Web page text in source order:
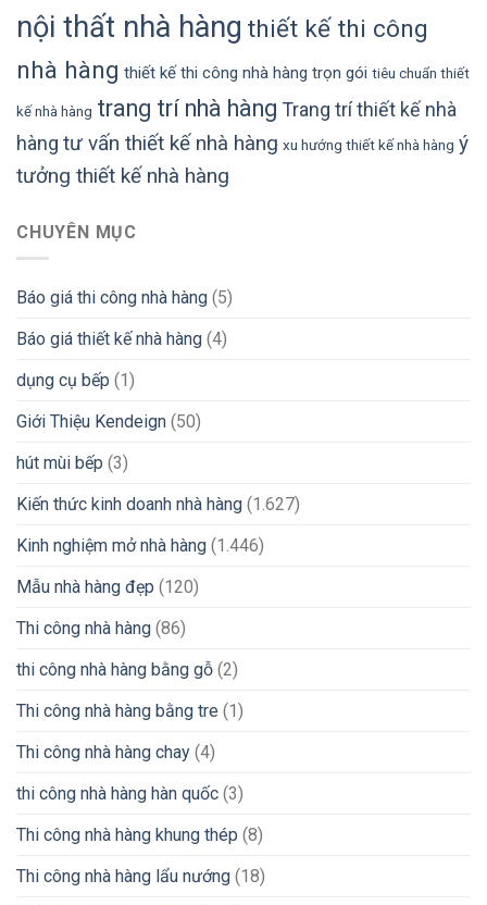
nội thất nhà hàng thiết kế thi công
nhà hàng thiết kế thi công nhà hàng trọn gói tiêu chuẩn thiết
kế nhà hàng trang trí nhà hàng Trang trí thiết kế nhà
hàng tư vấn thiết kế nhà hàng xu hướng thiết kế nhà hàng ý
tưởng thiết kế nhà hàng
CHUYÊN MỤC
Báo giá thi công nhà hàng (5)
Báo giá thiết kế nhà hàng (4)
dụng cụ bếp (1)
Giới Thiệu Kendeign (50)
hút mùi bếp (3)
Kiến thức kinh doanh nhà hàng (1.627)
Kinh nghiệm mở nhà hàng (1.446)
Mẫu nhà hàng đẹp (120)
Thi công nhà hàng (86)
thi công nhà hàng bằng gỗ (2)
Thi công nhà hàng bằng tre (1)
Thi công nhà hàng chay (4)
thi công nhà hàng hàn quốc (3)
Thi công nhà hàng khung thép (8)
Thi công nhà hàng lẩu nướng (18)